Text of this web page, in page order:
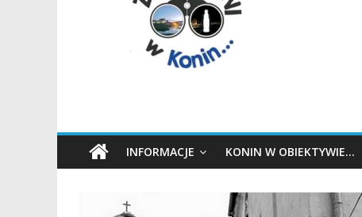
Konin
sport,
Konin,
Koło,
Wielkopolska,
INFORMACJE KONIN W OBIEKTYWIE…